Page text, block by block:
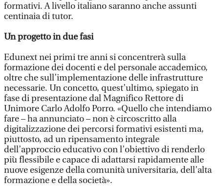
formativi. A livello italiano saranno anche assunti
centinaia di tutor.
Un progetto in due fasi
Edunext nei primi tre anni si concentrerà sulla
formazione dei docenti e del personale accademico,
oltre che sull’implementazione delle infrastrutture
necessarie. Un concetto, quest’ultimo, spiegato in
fase di presentazione dal Magnifico Rettore di
Unimore Carlo Adolfo Porro. «Quello che intendiamo
fare – ha annunciato – non è circoscritto alla
digitalizzazione dei percorsi formativi esistenti ma,
piuttosto, ad un ripensamento integrale
dell’approccio educativo con l’obiettivo di renderlo
più flessibile e capace di adattarsi rapidamente alle
nuove esigenze della comunità universitaria, dell’alta
formazione e della società».